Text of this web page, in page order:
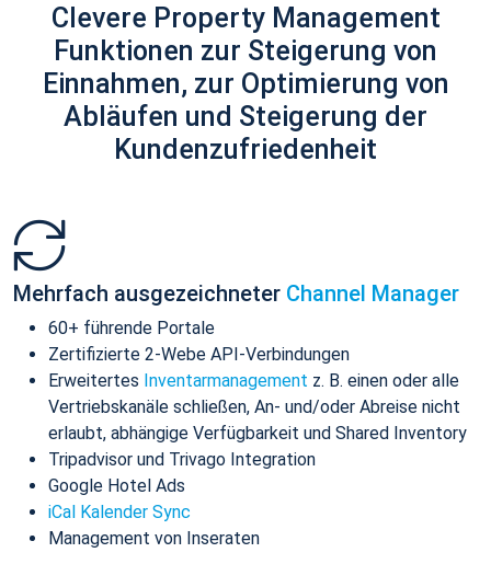
Clevere Property Management
Funktionen zur Steigerung von
Einnahmen, zur Optimierung von
Abläufen und Steigerung der
Kundenzufriedenheit
Mehrfach ausgezeichneter Channel Manager
60+ führende Portale
Zertifizierte 2-Webe API-Verbindungen
Erweitertes Inventarmanagement z. B. einen oder alle
Vertriebskanäle schließen, An- und/oder Abreise nicht
erlaubt, abhängige Verfügbarkeit und Shared Inventory
Tripadvisor und Trivago Integration
Google Hotel Ads
iCal Kalender Sync
Management von Inseraten